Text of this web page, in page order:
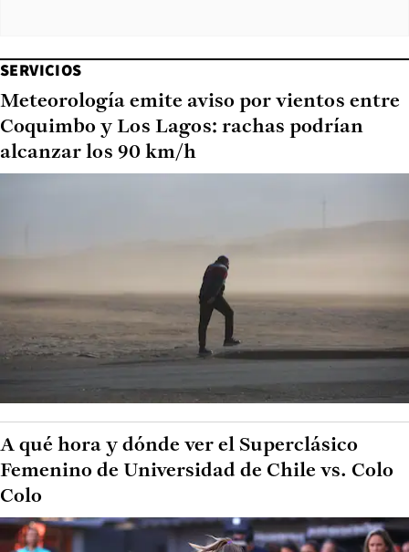
SERVICIOS
Meteorología emite aviso por vientos entre
Coquimbo y Los Lagos: rachas podrían
alcanzar los 90 km/h
A qué hora y dónde ver el Superclásico
Femenino de Universidad de Chile vs. Colo
Colo